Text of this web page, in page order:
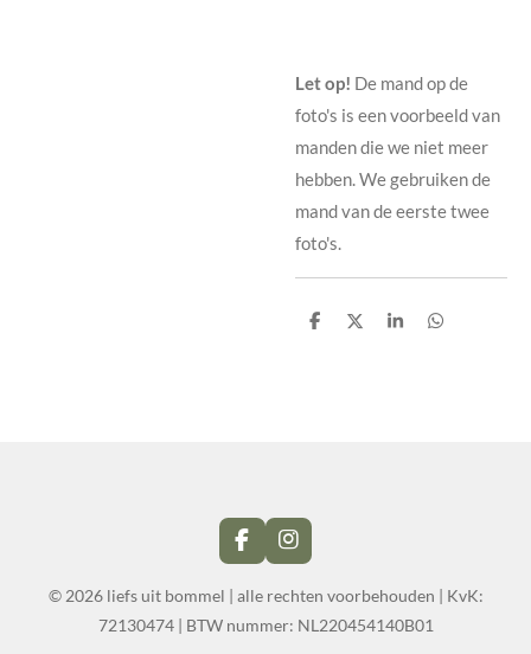
Let op! De mand op de
foto's is een voorbeeld van
manden die we niet meer
hebben. We gebruiken de
mand van de eerste twee
foto's.
D
D
S
D
F
a
c
b
I
n
s
a
© 2026 liefs uit bommel | alle rechten voorbehouden | KvK:
72130474 | BTW nummer: NL220454140B01